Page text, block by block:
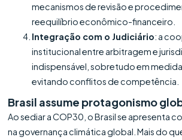
mecanismos de revisão e
reequilíbrio econômico-financeiro.
Integração com o Judiciário: a
institucional entre arbitragem e
indispensável, sobretudo em
evitando conflitos de competência.
Brasil assume protagonismo
Ao sediar a COP30, o Brasil se apresenta
na governança climática global. Mais do